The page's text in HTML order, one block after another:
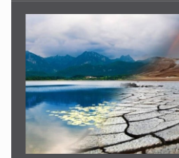
TƏCİLİ! Fəlakət üçün TARİX
xəritədən silinəcək
4 Avqust 12:01